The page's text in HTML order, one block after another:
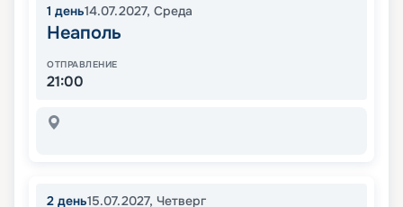
1 день14.07.2027, Среда
Неаполь
ОТПРАВЛЕНИЕ
21:00
2 день15.07.2027, Четверг